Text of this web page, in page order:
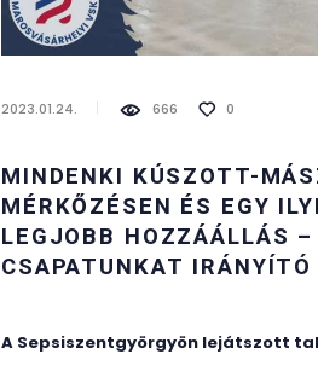
2023.01.24. 666 0
MINDENKI KÚSZOTT-
MÉRKŐZÉSEN ÉS EGY
LEGJOBB HOZZÁÁLLÁS
CSAPATUNKAT
A Sepsiszentgyörgyön lejátszott